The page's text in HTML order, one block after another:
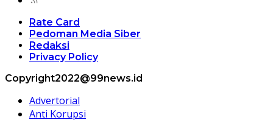
Rate Card
Pedoman Media Siber
Redaksi
Privacy Policy
Copyright2022@99news.id
Advertorial
Anti Korupsi